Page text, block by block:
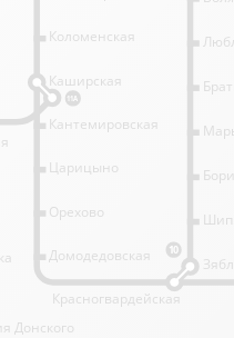
10
11А
Коломенская
Каширская
Кантемировская
Царицыно
Орехово
Домодедовская
Красногвардейская
Донского